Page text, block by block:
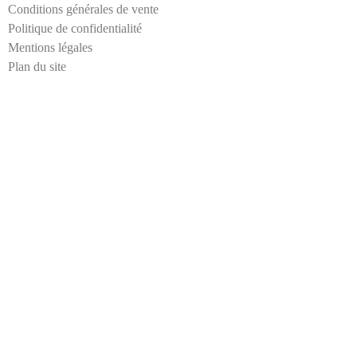
a
i
l
Conditions générales de vente
Politique de confidentialité
Mentions légales
Plan du site